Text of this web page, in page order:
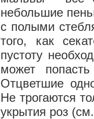
небольшие
с полыми
того, как
пустоту
может
Отцветшие
Не трогаются
укрытия роз